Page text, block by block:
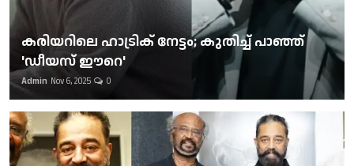
കരിയറിലെ ഹാട്രിക് നേട്ടം; കുതിച്ച് പാഞ്ഞ്
'ഡീയസ് ഈറെ'
Admin Nov 6, 2025 0